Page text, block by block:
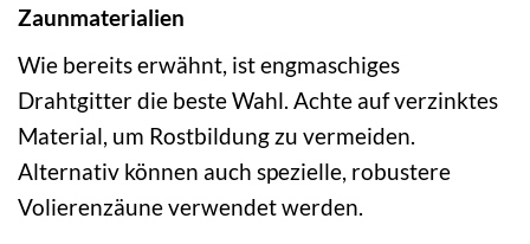
Zaunmaterialien
Wie bereits erwähnt, ist engmaschiges
Drahtgitter die beste Wahl. Achte auf verzinktes
Material, um Rostbildung zu vermeiden.
Alternativ können auch spezielle, robustere
Volierenzäune verwendet werden.